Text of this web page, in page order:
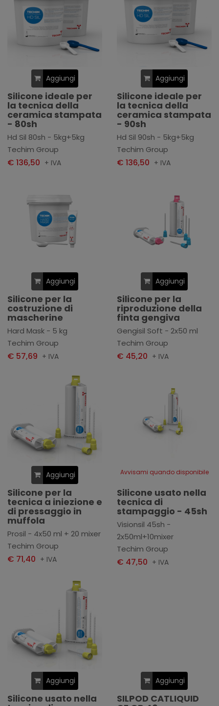
Aggiungi
Silicone ideale per
la tecnica della
ceramica stampata
- 80sh
Hd Sil 80sh - 5kg+5kg
Techim Group
€ 136,50 + IVA
Aggiungi
Silicone ideale per
la tecnica della
ceramica stampata
- 90sh
Hd Sil 90sh - 5kg+5kg
Techim Group
€ 136,50 + IVA
Aggiungi
Silicone per la
costruzione di
mascherine
Hard Mask - 5 kg
Techim Group
€ 57,69 + IVA
Aggiungi
Silicone per la
riproduzione della
finta gengiva
Gengisil Soft - 2x50 ml
Techim Group
€ 45,20 + IVA
Aggiungi
Silicone per la
tecnica a iniezione e
di pressaggio in
muffola
Prosil - 4x50 ml + 20 mixer
Techim Group
€ 71,40 + IVA
Avvisami quando disponibile
Silicone usato nella
tecnica di
stampaggio - 45sh
Visionsil 45sh -
2x50ml+10mixer
Techim Group
€ 47,50 + IVA
Aggiungi
Silicone usato nella
Aggiungi
SILPOD CATLIQUID